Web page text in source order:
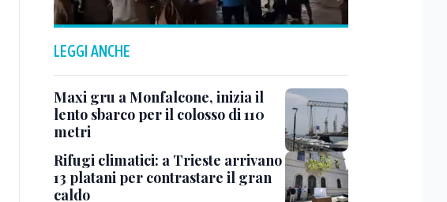
LEGGI ANCHE
Maxi gru a Monfalcone, inizia il
lento sbarco per il colosso di 110
metri
Rifugi climatici: a Trieste arrivano
13 platani per contrastare il gran
caldo